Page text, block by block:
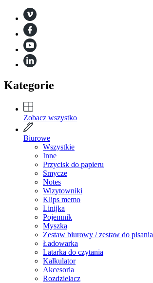
Kategorie
Zobacz wszystko
Biurowe
Wszystkie
Inne
Przycisk do papieru
Smycze
Notes
Wizytowniki
Klips memo
Linijka
Pojemnik
Myszka
Zestaw biurowy / zestaw do pisania
Ładowarka
Latarka do czytania
Kalkulator
Akcesoria
Rozdzielacz